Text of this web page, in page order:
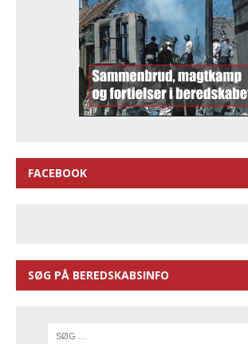
FACEBOOK
SØG PÅ BEREDSKABSINFO